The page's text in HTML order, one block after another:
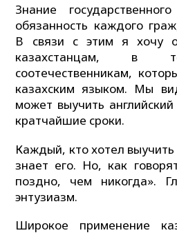
Знание
обязанность каждого
В связи с этим я хочу
казахстанцам,
соотечественникам,
казахским языком. Мы
может выучить
кратчайшие сроки.
Каждый, кто хотел
знает его. Но, как
поздно, чем никогда».
энтузиазм.
Широкое применение